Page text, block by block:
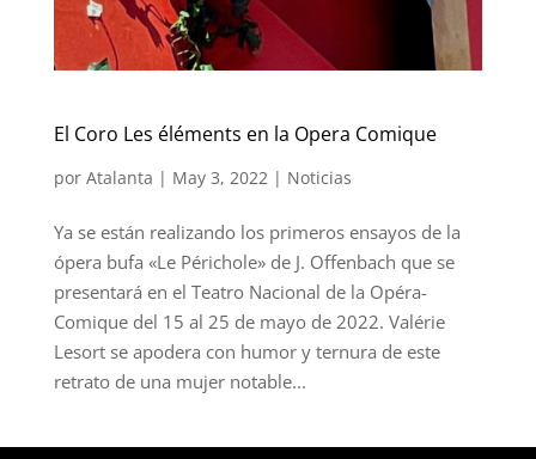
El Coro Les éléments en la Opera Comique
por Atalanta | May 3, 2022| Noticias
Ya se están realizando los primeros ensayos de la
ópera bufa «Le Périchole» de J. Offenbach que se
presentará en el Teatro Nacional de la Opéra-
Comique del 15 al 25 de mayo de 2022. Valérie
Lesort se apodera con humor y ternura de este
retrato de una mujer notable...